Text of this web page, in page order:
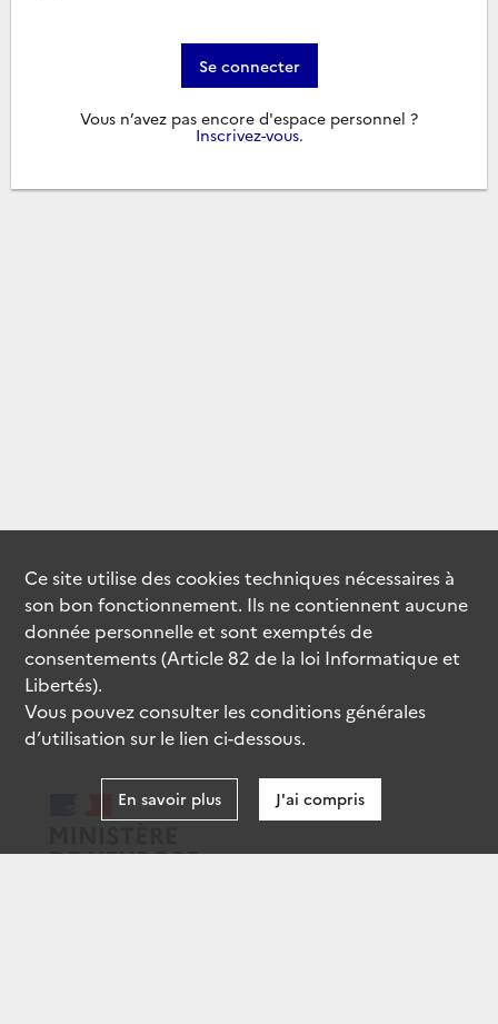
Se connecter
Vous n’avez pas encore d'espace personnel ?
Inscrivez-vous.
Ce site utilise descookiestechniques nécessaires à
son bon fonctionnement. Ils ne contiennent aucune
donnée personnelle et sont exemptés de
consentements (Article 82 de la loi Informatique et
Libertés).
Vous pouvez consulter les conditions générales
d’utilisation sur le lien ci-dessous.
En savoir plus J'ai compris